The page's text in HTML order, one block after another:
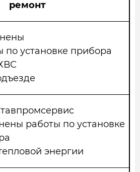
ремонт
по установке прибора
работы по установке
энергии